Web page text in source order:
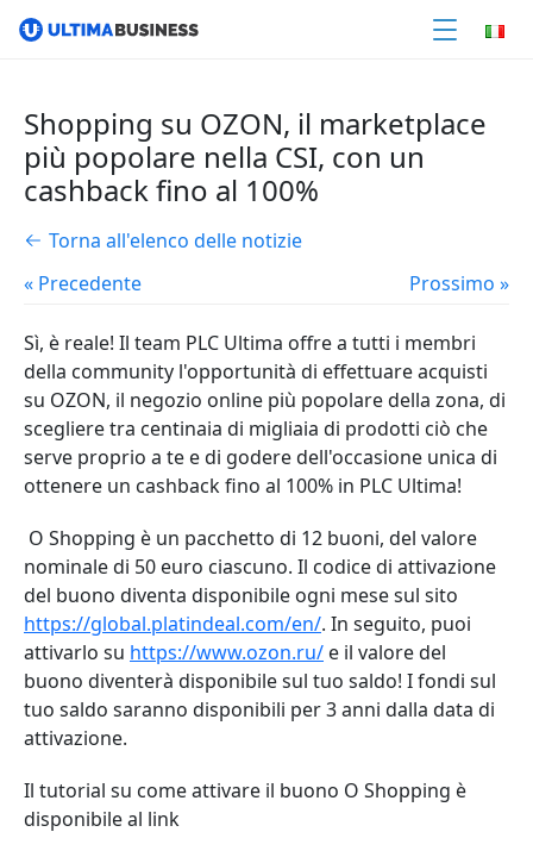
Shopping su OZON, il marketplace
più popolare nella CSI, con un
cashback fino al 100%
Torna all'elenco delle notizie
« Precedente
Prossimo »
Sì, è reale! Il team PLC Ultima offre a tutti i membri
della community l'opportunità di effettuare acquisti
su OZON, il negozio online più popolare della zona, di
scegliere tra centinaia di migliaia di prodotti ciò che
serve proprio a te e di godere dell'occasione unica di
ottenere un cashback fino al 100% in PLC Ultima!
O Shopping è un pacchetto di 12 buoni, del valore
nominale di 50 euro ciascuno. Il codice di attivazione
del buono diventa disponibile ogni mese sul sito
https://global.platindeal.com/en/. In seguito, puoi
attivarlo su https://www.ozon.ru/ e il valore del
buono diventerà disponibile sul tuo saldo! I fondi sul
tuo saldo saranno disponibili per 3 anni dalla data di
attivazione.
Il tutorial su come attivare il buono O Shopping è
disponibile al link